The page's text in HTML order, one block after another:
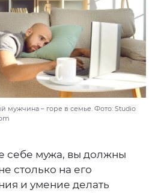
мужчина – горе в семье. Фото: Studio
себе мужа, вы должны
столько на его
и умение делать